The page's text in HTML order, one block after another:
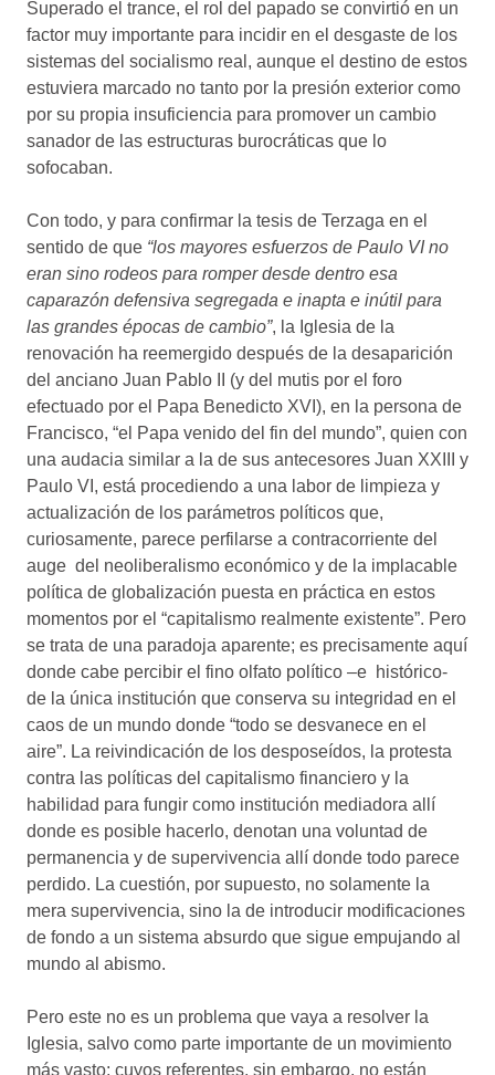
Superado el trance, el rol del papado se convirtió en un
factor muy importante para incidir en el desgaste de los
sistemas del socialismo real, aunque el destino de estos
estuviera marcado no tanto por la presión exterior como
por su propia insuficiencia para promover un cambio
sanador de las estructuras burocráticas que lo
sofocaban.
Con todo, y para confirmar la tesis de Terzaga en el
sentido de que “los mayores esfuerzos de Paulo VI no
eran sino rodeos para romper desde dentro esa
caparazón defensiva segregada e inapta e inútil para
las grandes épocas de cambio”, la Iglesia de la
renovación ha reemergido después de la desaparición
del anciano Juan Pablo II (y del mutis por el foro
efectuado por el Papa Benedicto XVI), en la persona de
Francisco, “el Papa venido del fin del mundo”, quien con
una audacia similar a la de sus antecesores Juan XXIII y
Paulo VI, está procediendo a una labor de limpieza y
actualización de los parámetros políticos que,
curiosamente, parece perfilarse a contracorriente del
auge del neoliberalismo económico y de la implacable
política de globalización puesta en práctica en estos
momentos por el “capitalismo realmente existente”. Pero
se trata de una paradoja aparente; es precisamente aquí
donde cabe percibir el fino olfato político –e histórico-
de la única institución que conserva su integridad en el
caos de un mundo donde “todo se desvanece en el
aire”. La reivindicación de los desposeídos, la protesta
contra las políticas del capitalismo financiero y la
habilidad para fungir como institución mediadora allí
donde es posible hacerlo, denotan una voluntad de
permanencia y de supervivencia allí donde todo parece
perdido. La cuestión, por supuesto, no solamente la
mera supervivencia, sino la de introducir modificaciones
de fondo a un sistema absurdo que sigue empujando al
mundo al abismo.
Pero este no es un problema que vaya a resolver la
Iglesia, salvo como parte importante de un movimiento
más vasto; cuyos referentes, sin embargo, no están